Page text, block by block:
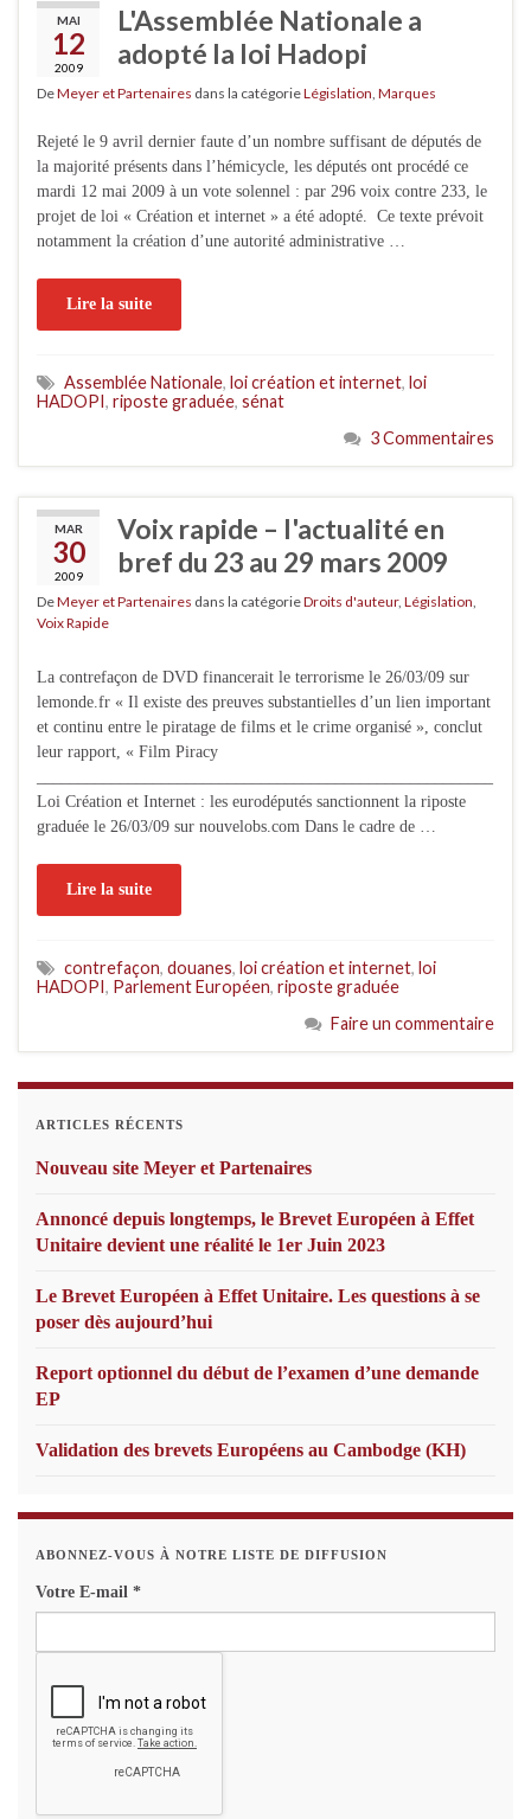
MAI
12
2009
L'Assemblée Nationale a
adopté la loi Hadopi
DeMeyer et Partenaires dans la catégorieLégislation Marques
Rejeté le 9 avril dernier faute d’un nombre suffisant de députés de
la majorité présents dans l’hémicycle, les députés ont procédé ce
mardi 12 mai 2009 à un vote solennel : par 296 voix contre 233, le
projet de loi « Création et internet » a été adopté. Ce texte prévoit
notamment la création d’une autorité administrative …
Lire la suite
Assemblée Nationale, loi création et internet, loi
HADOPI, riposte graduée, sénat
3 Commentaires
MAR
30
2009
Voix rapide – l'actualité en
bref du 23 au 29 mars 2009
DeMeyer et Partenaires dans la catégorieDroits d'auteur, Législation
Voix Rapide
La contrefaçon de DVD financerait le terrorisme le 26/03/09 sur
lemonde.fr « Il existe des preuves substantielles d’un lien important
et continu entre le piratage de films et le crime organisé », conclut
leur rapport, « Film Piracy
Loi Création et Internet : les eurodéputés sanctionnent la riposte
graduée le 26/03/09 sur nouvelobs.com Dans le cadre de …
Lire la suite
contrefaçon, douanes, loi création et internet, loi
HADOPI, Parlement Européen, riposte graduée
Faire un commentaire
ARTICLES RÉCENTS
Nouveau site Meyer et Partenaires
Annoncé depuis longtemps, le Brevet Européen à Effet
Unitaire devient une réalité le 1er Juin 2023
Le Brevet Européen à Effet Unitaire. Les questions à se
poser dès aujourd’hui
Report optionnel du début de l’examen d’une demande
EP
Validation des brevets Européens au Cambodge (KH)
ABONNEZ-VOUS À NOTRE LISTE DE DIFFUSION
Votre E-mail *